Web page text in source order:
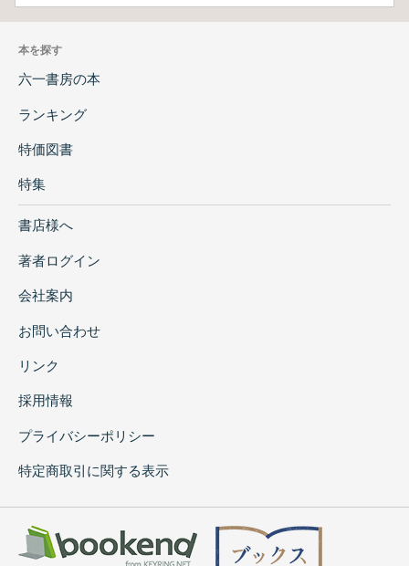
本を探す
六一書房の本
ランキング
特価図書
特集
書店様へ
著者ログイン
会社案内
お問い合わせ
リンク
採用情報
プライバシーポリシー
特定商取引に関する表示